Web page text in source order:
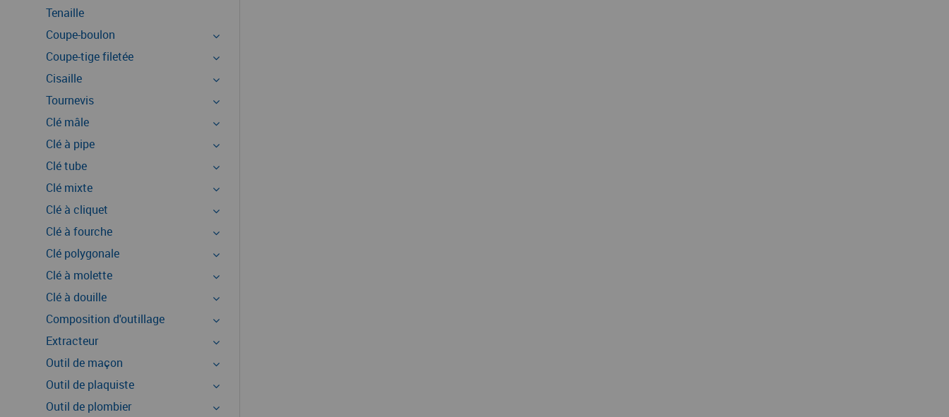
Tenaille
Coupe-boulon
Coupe-tige filetée
Cisaille
Tournevis
Clé mâle
Clé à pipe
Clé tube
Clé mixte
Clé à cliquet
Clé à fourche
Clé polygonale
Clé à molette
Clé à douille
Composition d'outillage
Extracteur
Outil de maçon
Outil de plaquiste
Outil de plombier